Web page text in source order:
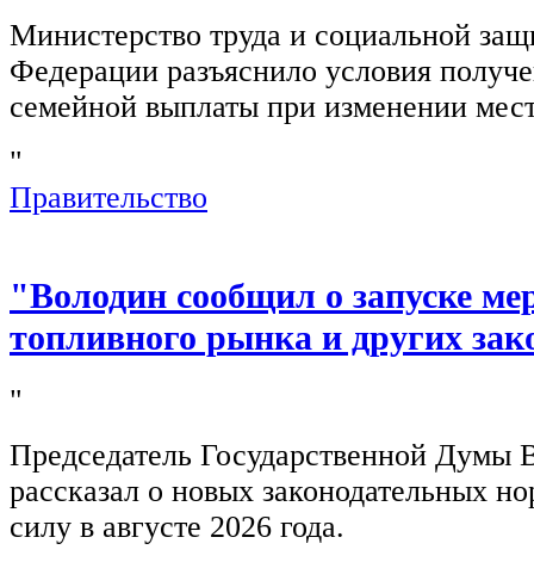
Министерство труда и социальной
Федерации разъяснило условия
семейной выплаты при изменении
"
Правительство
"Володин сообщил о запуске
топливного рынка и других
"
Председатель Государственной Думы
рассказал о новых законодательных
силу в августе 2026 года.